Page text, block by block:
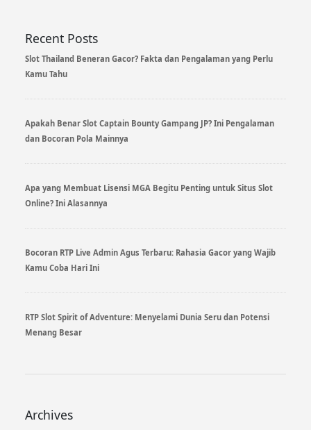
Recent Posts
Slot Thailand Beneran Gacor? Fakta dan Pengalaman yang Perlu
Kamu Tahu
Apakah Benar Slot Captain Bounty Gampang JP? Ini Pengalaman
dan Bocoran Pola Mainnya
Apa yang Membuat Lisensi MGA Begitu Penting untuk Situs Slot
Online? Ini Alasannya
Bocoran RTP Live Admin Agus Terbaru: Rahasia Gacor yang Wajib
Kamu Coba Hari Ini
RTP Slot Spirit of Adventure: Menyelami Dunia Seru dan Potensi
Menang Besar
Archives